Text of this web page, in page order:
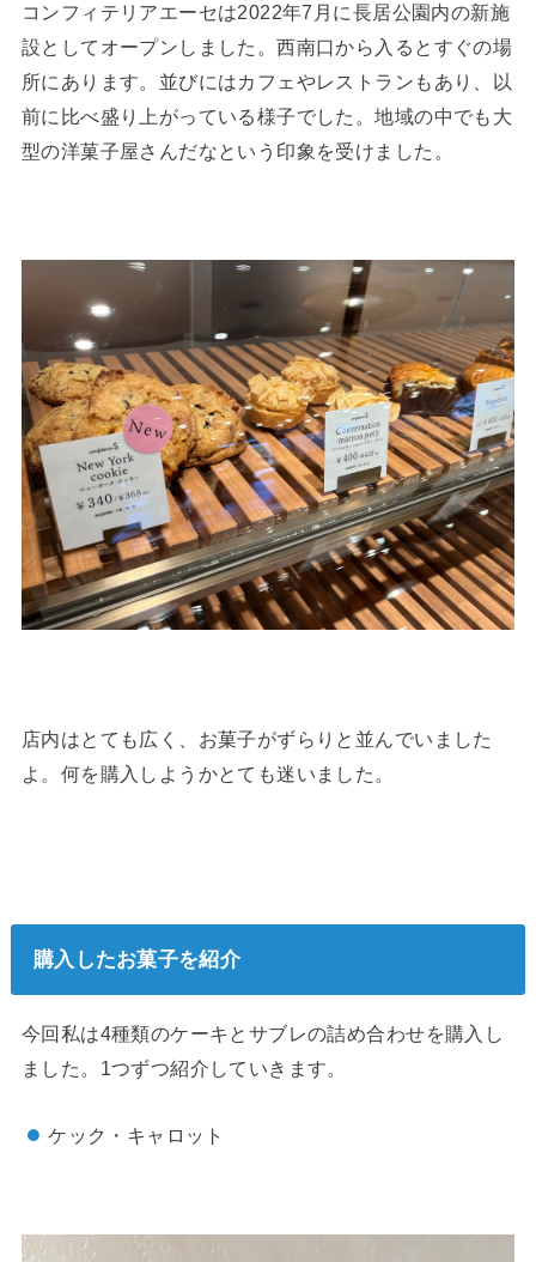
コンフィテリアエーセは2022年7月に長居公園内の新施
設としてオープンしました。西南口から入るとすぐの場
所にあります。並びにはカフェやレストランもあり、以
前に比べ盛り上がっている様子でした。地域の中でも大
型の洋菓子屋さんだなという印象を受けました。
店内はとても広く、お菓子がずらりと並んでいました
よ。何を購入しようかとても迷いました。
購入したお菓子を紹介
今回私は4種類のケーキとサブレの詰め合わせを購入し
ました。1つずつ紹介していきます。
ケック・キャロット